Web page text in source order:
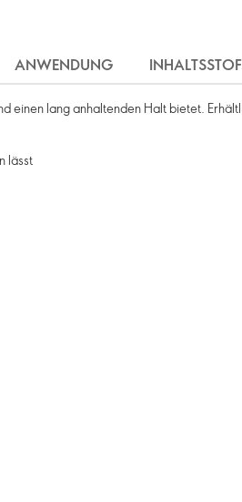
ANWENDUNG
einen lang anhaltenden Halt bietet.
lässt